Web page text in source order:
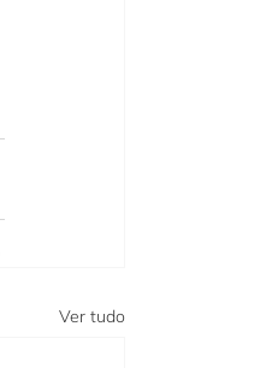
Ver tudo